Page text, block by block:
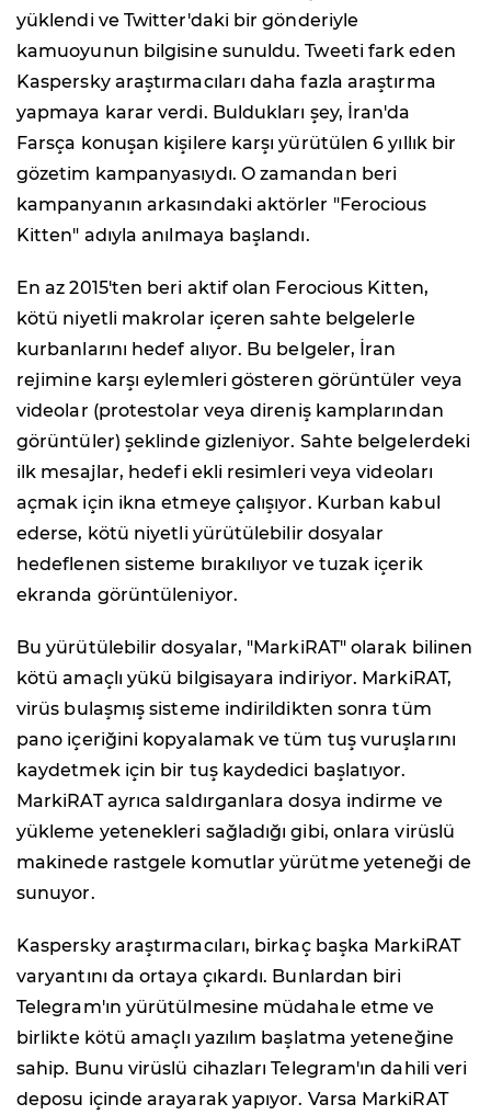
yüklendi ve Twitter'daki bir gönderiyle
kamuoyunun bilgisine sunuldu. Tweeti fark eden
Kaspersky araştırmacıları daha fazla araştırma
yapmaya karar verdi. Buldukları şey, İran'da
Farsça konuşan kişilere karşı yürütülen 6 yıllık bir
gözetim kampanyasıydı. O zamandan beri
kampanyanın arkasındaki aktörler "Ferocious
Kitten" adıyla anılmaya başlandı.
En az 2015'ten beri aktif olan Ferocious Kitten,
kötü niyetli makrolar içeren sahte belgelerle
kurbanlarını hedef alıyor. Bu belgeler, İran
rejimine karşı eylemleri gösteren görüntüler veya
videolar (protestolar veya direniş kamplarından
görüntüler) şeklinde gizleniyor. Sahte belgelerdeki
ilk mesajlar, hedefi ekli resimleri veya videoları
açmak için ikna etmeye çalışıyor. Kurban kabul
ederse, kötü niyetli yürütülebilir dosyalar
hedeflenen sisteme bırakılıyor ve tuzak içerik
ekranda görüntüleniyor.
Bu yürütülebilir dosyalar, "MarkiRAT" olarak bilinen
kötü amaçlı yükü bilgisayara indiriyor. MarkiRAT,
virüs bulaşmış sisteme indirildikten sonra tüm
pano içeriğini kopyalamak ve tüm tuş vuruşlarını
kaydetmek için bir tuş kaydedici başlatıyor.
MarkiRAT ayrıca saldırganlara dosya indirme ve
yükleme yetenekleri sağladığı gibi, onlara virüslü
makinede rastgele komutlar yürütme yeteneği de
sunuyor.
Kaspersky araştırmacıları, birkaç başka MarkiRAT
varyantını da ortaya çıkardı. Bunlardan biri
Telegram'ın yürütülmesine müdahale etme ve
birlikte kötü amaçlı yazılım başlatma yeteneğine
sahip. Bunu virüslü cihazları Telegram'ın dahili veri
deposu içinde arayarak yapıyor. Varsa MarkiRAT